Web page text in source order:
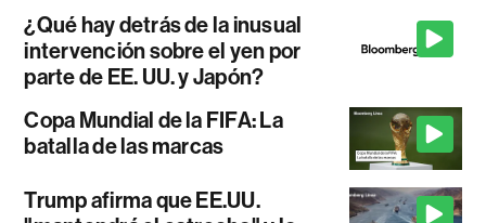
¿Qué hay detrás de la inusual
intervención sobre el yen por
parte de EE. UU. y Japón?
Copa Mundial de la FIFA: La
batalla de las marcas
Trump afirma que EE.UU.